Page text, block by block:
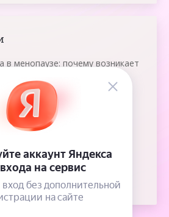
в менопаузе: почему возникает
что это и как работает эта
как защитить
многоплодной беременности